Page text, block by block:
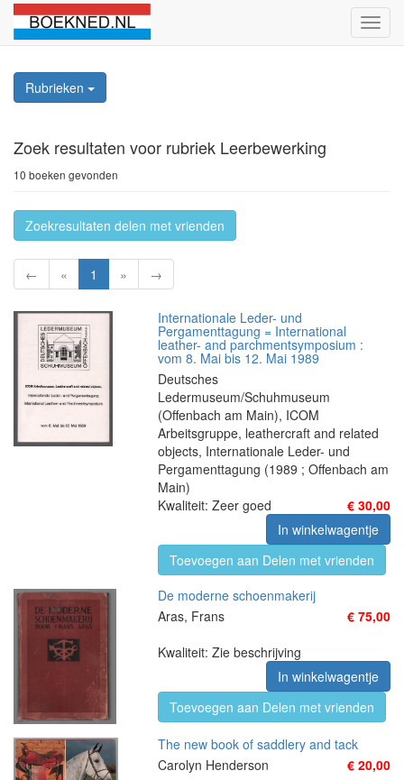
Rubrieken
Zoek resultaten voor rubriek Leerbewerking
10 boeken gevonden
Zoekresultaten delen met vrienden
← « 1 » →
Internationale Leder- und
Pergamenttagung = International
leather- and parchmentsymposium :
vom 8. Mai bis 12. Mai 1989
Deutsches
Ledermuseum/Schuhmuseum
(Offenbach am Main), ICOM
Arbeitsgruppe, leathercraft and related
objects, Internationale Leder- und
Pergamenttagung (1989 ; Offenbach am
Main)
€ 30,00
Kwaliteit: Zeer goed
In winkelwagentje
Toevoegen aan Delen met vrienden
De moderne schoenmakerij
Aras, Frans
€ 75,00
Kwaliteit: Zie beschrijving
In winkelwagentje
Toevoegen aan Delen met vrienden
The new book of saddlery and tack
Carolyn Henderson
€ 20,00